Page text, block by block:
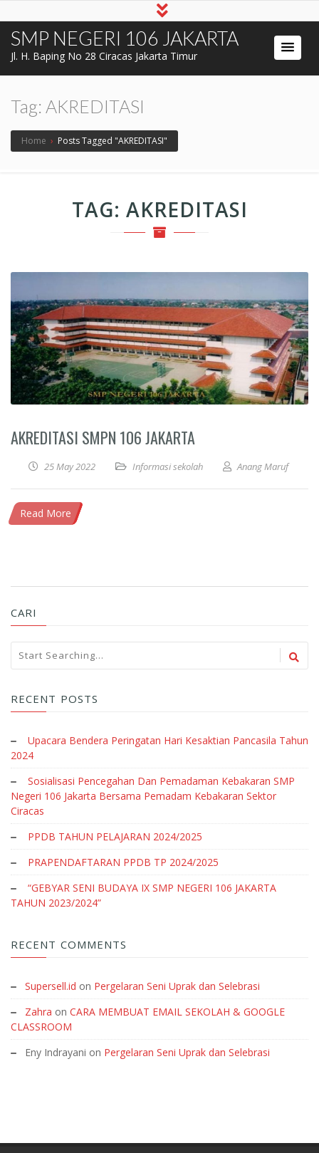
SMP NEGERI 106 JAKARTA
Jl. H. Baping No 28 Ciracas Jakarta Timur
Tag: AKREDITASI
Home › Posts Tagged "AKREDITASI"
TAG: AKREDITASI
AKREDITASI SMPN 106 JAKARTA
25 May 2022 Informasi sekolah Anang Maruf
Read More
CARI
RECENT POSTS
Upacara Bendera Peringatan Hari Kesaktian Pancasila Tahun
2024
Sosialisasi Pencegahan Dan Pemadaman Kebakaran SMP
Negeri 106 Jakarta Bersama Pemadam Kebakaran Sektor
Ciracas
PPDB TAHUN PELAJARAN 2024/2025
PRAPENDAFTARAN PPDB TP 2024/2025
“GEBYAR SENI BUDAYA IX SMP NEGERI 106 JAKARTA
TAHUN 2023/2024”
RECENT COMMENTS
Supersell.id on Pergelaran Seni Uprak dan Selebrasi
Zahra on CARA MEMBUAT EMAIL SEKOLAH & GOOGLE
CLASSROOM
Eny Indrayani on Pergelaran Seni Uprak dan Selebrasi